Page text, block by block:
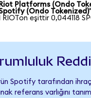
Riot Platforms (Ondo
(Ondo
RIOTon eşittir 0,044118
Reddi
Spotify tarafından
referans varlığını